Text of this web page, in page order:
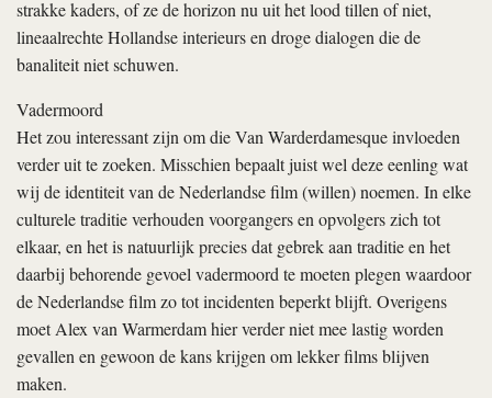
strakke kaders, of ze de horizon nu uit het lood tillen of niet,
lineaalrechte Hollandse interieurs en droge dialogen die de
banaliteit niet schuwen.
Vadermoord
Het zou interessant zijn om die Van Warderdamesque invloeden
verder uit te zoeken. Misschien bepaalt juist wel deze eenling wat
wij de identiteit van de Nederlandse film (willen) noemen. In elke
culturele traditie verhouden voorgangers en opvolgers zich tot
elkaar, en het is natuurlijk precies dat gebrek aan traditie en het
daarbij behorende gevoel vadermoord te moeten plegen waardoor
de Nederlandse film zo tot incidenten beperkt blijft. Overigens
moet Alex van Warmerdam hier verder niet mee lastig worden
gevallen en gewoon de kans krijgen om lekker films blijven
maken.